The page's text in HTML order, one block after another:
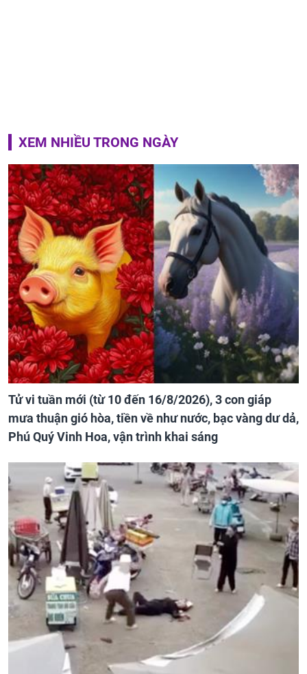
XEM NHIỀU TRONG NGÀY
Tử vi tuần mới (từ 10 đến 16/8/2026), 3 con giáp
mưa thuận gió hòa, tiền về như nước, bạc vàng dư dả,
Phú Quý Vinh Hoa, vận trình khai sáng